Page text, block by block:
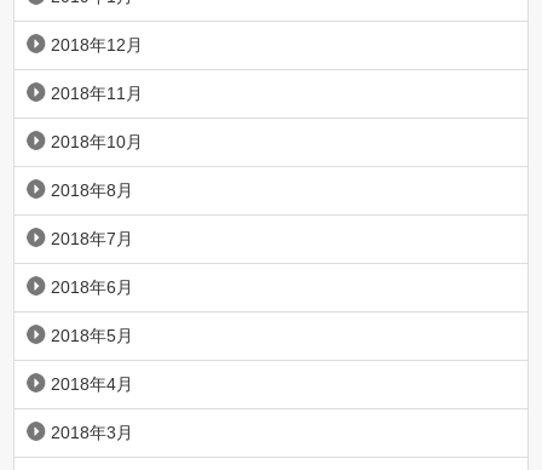
2018年12月
2018年11月
2018年10月
2018年8月
2018年7月
2018年6月
2018年5月
2018年4月
2018年3月